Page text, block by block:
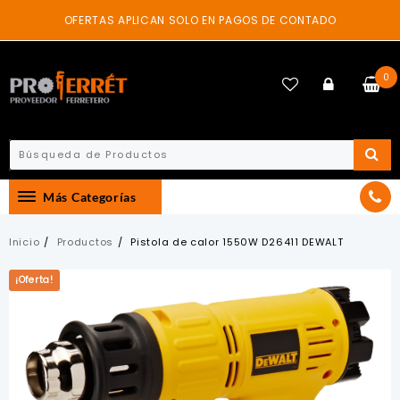
content
OFERTAS APLICAN SOLO EN PAGOS DE CONTADO
0
Más Categorías
Inicio Productos Pistola de calor 1550W D26411 DEWALT
¡Oferta!